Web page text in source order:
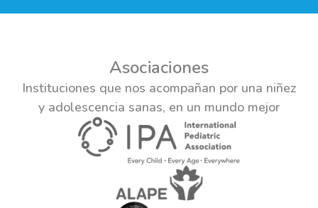
Asociaciones
Instituciones que nos acompañan por una niñez
y adolescencia sanas, en un mundo mejor